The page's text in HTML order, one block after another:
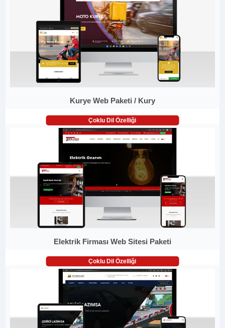
Kurye Web Paketi / Kury
Çoklu Dil Özelliği
Elektrik Firması Web Sitesi Paketi
Çoklu Dil Özelliği